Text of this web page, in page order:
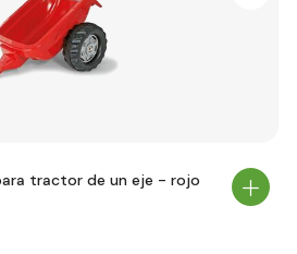
tractor de un eje - rojo